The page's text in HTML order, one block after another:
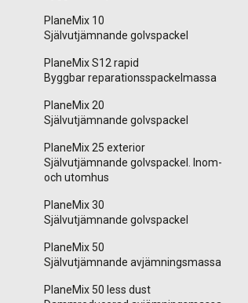
PlaneMix 10
Självutjämnande golvspackel
PlaneMix S12 rapid
Byggbar reparationsspackelmassa
PlaneMix 20
Självutjämnande golvspackel
PlaneMix 25 exterior
Självutjämnande golvspackel. Inom-
och utomhus
PlaneMix 30
Självutjämnande golvspackel
PlaneMix 50
Självutjämnande avjämningsmassa
PlaneMix 50 less dust